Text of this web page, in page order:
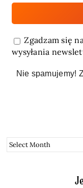
Zgadzam się
wysyłania
Nie spamujemy!
Archiwum